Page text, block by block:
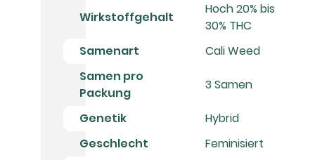
Wirkstoffgehalt
Hoch 20% bis
30% THC
Samenart
Cali Weed
Samen pro
Packung
3 Samen
Genetik
Hybrid
Geschlecht
Feminisiert